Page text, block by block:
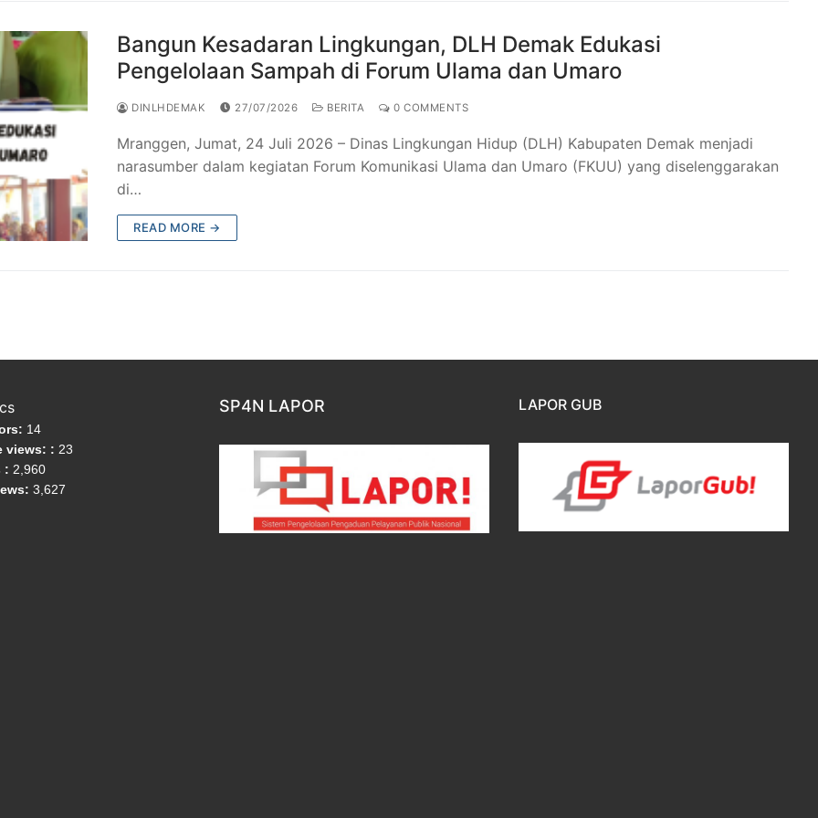
Bangun Kesadaran Lingkungan, DLH Demak Edukasi
Pengelolaan Sampah di Forum Ulama dan Umaro
DINLHDEMAK 27/07/2026 BERITA 0 COMMENTS
Mranggen, Jumat, 24 Juli 2026 – Dinas Lingkungan Hidup (DLH) Kabupaten Demak menjadi
narasumber dalam kegiatan Forum Komunikasi Ulama dan Umaro (FKUU) yang diselenggarakan
di…
READ MORE →
14
views: : 23
: 2,960
3,627
SP4N LAPOR LAPOR GUB